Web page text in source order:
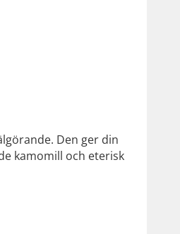
Den ger din
kamomill och eterisk